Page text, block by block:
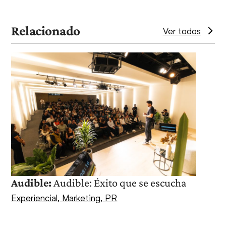
Relacionado Ver todos
Use
the
left
and
right
arrow
keys
to
access
the
carousel
navigation
Audible: Audible: Éxito que se escucha
Experiencial, Marketing, PR